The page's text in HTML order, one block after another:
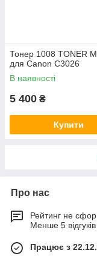
Тонер 1008 TONER
для Canon C3026
В наявності
5 400 ₴
Купити
Про нас
Рейтинг не
Менше 5 відгуків
Працює з